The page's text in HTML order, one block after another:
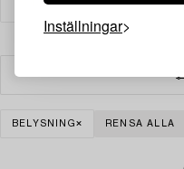
Inställningar
BELYSNING RENSA ALLA